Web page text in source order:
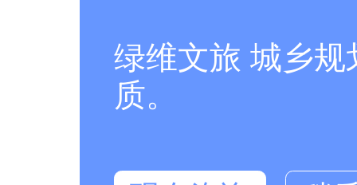
绿维文旅 城乡
质。